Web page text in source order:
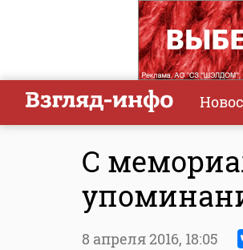
С
8 апреля 2016, 18:05